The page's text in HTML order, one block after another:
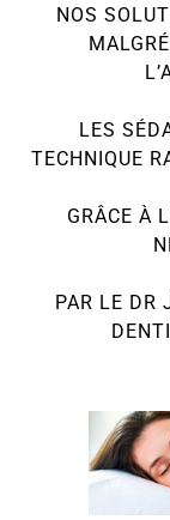
NOS
LES
TECHNIQUE
GRÂCE À
PAR LE DR